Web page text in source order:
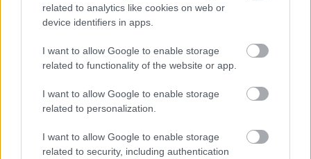
related to analytics like cookies on web or
device identifiers in apps.
I want to allow Google to enable storage
related to functionality of the website or app.
I want to allow Google to enable storage
related to personalization.
I want to allow Google to enable storage
related to security, including authentication
A bejegyzés trackback címe:
https://kulturpart.hu/api/trackback/id/7835210
A hozzászólások avonatkozó jogszabályokértelmében felhasználói tartalomnak
minősülnek, értük aszolgáltatás technikaiüzemeltetője semmilyen felelősséget
Részletek a Felhasználási feltételekbenés azadatvédelmi tájékoztatóban